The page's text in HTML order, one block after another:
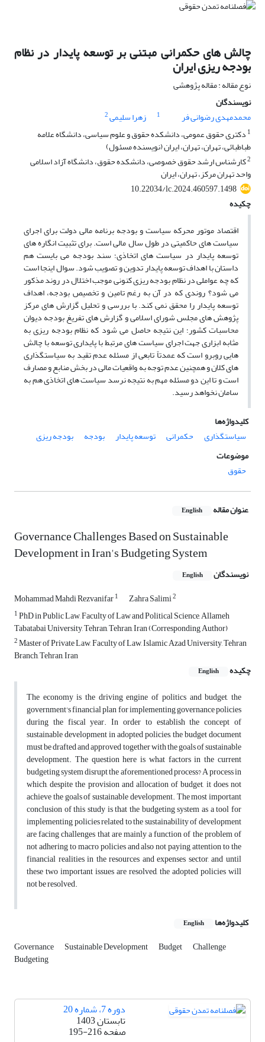
چالش های حکمرانی مبتنی بر توسعه پایدار در نظام
بودجه ریزی ایران
نوع مقاله : مقاله پژوهشی
نویسندگان
محمدمهدی رضوانی فر
1 زهرا سلیمی2
1 دکتری حقوق عمومی، دانشکده حقوق و علوم سیاسی، دانشگاه علامه
طباطبائی، تهران، تهران، ایران (نویسنده مسئول)
2کارشناس ارشد حقوق خصوصی، دانشکده حقوق، دانشگاه آزاد اسلامی
واحد تهران مرکز، تهران، ایران
10.22034/lc.2024.460597.1498
چکیده
اقتصاد موتور محرکه سیاست و بودجه برنامه مالی دولت برای اجرای
سیاست های حاکمیتی در طول سال مالی است. برای تثبیت انگاره های
توسعه پایدار در سیاست های اتخاذی؛ سند بودجه می بایست هم
داستان با اهداف توسعه پایدار تدوین و تصویب شود. سوال اینجا است
که چه عواملی در نظام بودجه ریزی کنونی موجب اختلال در روند مذکور
می شود؟ روندی که در آن به رغم تامین و تخصیص بودجه، اهداف
توسعه پایدار را محقق نمی کند. با بررسی و تحلیل گزارش های مرکز
پژوهش های مجلس شورای اسلامی و گزارش های تفریغ بودجه دیوان
محاسبات کشور؛ این نتیجه حاصل می شود که نظام بودجه ریزی به
مثابه ابزاری جهت اجرای سیاست های مرتبط با پایداری توسعه با چالش
هایی روبرو است که عمدتاً تابعی از مسئله عدم تقید به سیاستگذاری
های کلان و همچنین عدم توجه به واقعیات مالی در بخش منابع و مصارف
است و تا این دو مسئله مهم به نتیجه نرسد سیاست های اتخاذی هم به
سامان نخواهد رسید.
کلیدواژه‌ها
سیاستگذاری
حکمرانی توسعه پایدار بودجه
بودجه ریزی
موضوعات
حقوق
عنوان مقاله English
Governance Challenges Based on Sustainable
Development in Iran's Budgeting System
نویسندگان English
Mohammad Mahdi Rezvanifar1 Zahra Salimi2
1PhD in Public Law, Faculty of Law and Political Science, Allameh
Tabatabai University, Tehran, Tehran, Iran (Corresponding Author)
2Master of Private Law, Faculty of Law, Islamic Azad University, Tehran
Branch, Tehran, Iran
چکیده
English
The economy is the driving engine of politics and budget, the
government's financial plan for implementing governance policies
during the fiscal year. In order to establish the concept of
sustainable development in adopted policies, the budget document
must be drafted and approved together with the goals of sustainable
development. The question here is what factors in the current
budgeting system disrupt the aforementioned process? A process in
which, despite the provision and allocation of budget, it does not
achieve the goals of sustainable development. The most important
conclusion of this study is that the budgeting system as a tool for
implementing policies related to the sustainability of development
are facing challenges that are mainly a function of the problem of
not adhering to macro policies and also not paying attention to the
financial realities in the resources and expenses sector, and until
these two important issues are resolved, the adopted policies will
not be resolved.
کلیدواژه‌ها English
Governance Sustainable Development Budget Challenge
Budgeting
دوره 7، شماره 20
تابستان 1403
صفحه195-216